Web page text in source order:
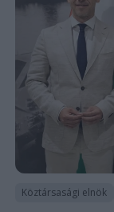
Köztársasági elnök